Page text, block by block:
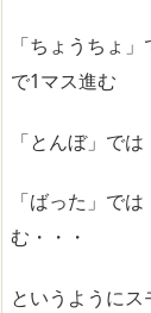
「ちょうちょ
で1マス進む
「とんぼ」で
「ばった」で
む・・・
というように